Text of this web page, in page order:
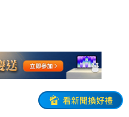
看新聞換好禮